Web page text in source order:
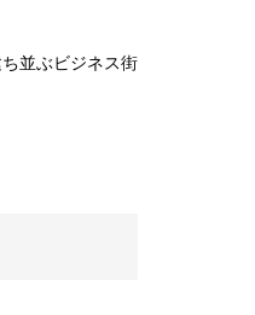
並ぶビジネス街